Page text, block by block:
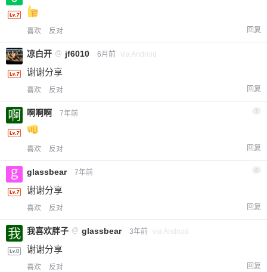
喜欢 反对 回复
凉白开 @ jf6010 6月前 via Android
谢谢分享
喜欢 反对 回复
啊啊啊 7年前 7
喜欢 反对 回复
glassbear 7年前
谢谢分享
喜欢 反对 回复
我喜欢胖子 @ glassbear 3年前 via Android
谢谢分享
喜欢 反对 回复